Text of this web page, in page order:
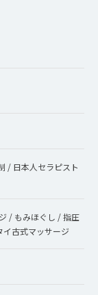
/ 日本人セラピスト
/ もみほぐし / 指圧
古式マッサージ